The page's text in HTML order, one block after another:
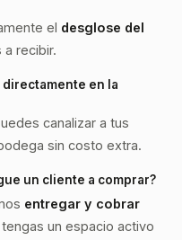
el desglose del
a recibir.
en la
canalizar a tus
sin costo extra.
un cliente a comprar?
entregar y cobrar
tengas un espacio activo